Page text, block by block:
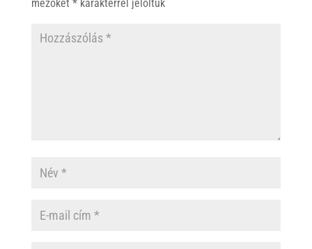
mezőket *karakterrel jelöltük